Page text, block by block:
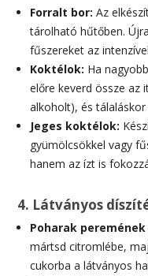
Forralt bor: Az
tárolható hűtőben.
fűszereket az
Koktélok: Ha
előre keverd össze az
alkoholt), és
Jeges koktélok:
gyümölcsökkel vagy
hanem az ízt is
4. Látványos
Poharak
mártsd citromlébe,
cukorba a látványos